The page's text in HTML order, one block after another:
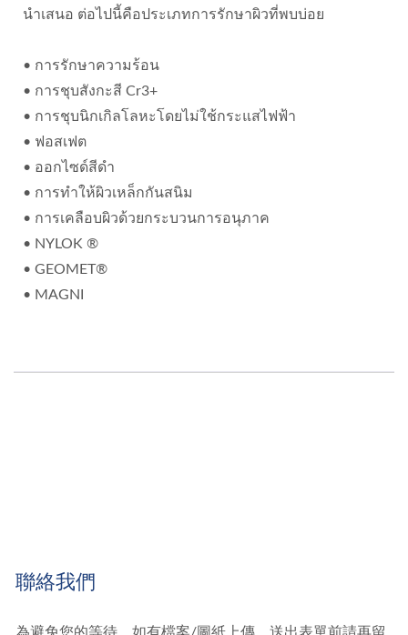
นำเสนอ ต่อไปนี้คือประเภทการรักษาผิวที่พบบ่อย
• การรักษาความร้อน
• การชุบสังกะสี Cr3+
• การชุบนิกเกิลโลหะโดยไม่ใช้กระแสไฟฟ้า
• ฟอสเฟต
• ออกไซด์สีดำ
• การทำให้ผิวเหล็กกันสนิม
• การเคลือบผิวด้วยกระบวนการอนุภาค
• NYLOK ®
• GEOMET®
• MAGNI